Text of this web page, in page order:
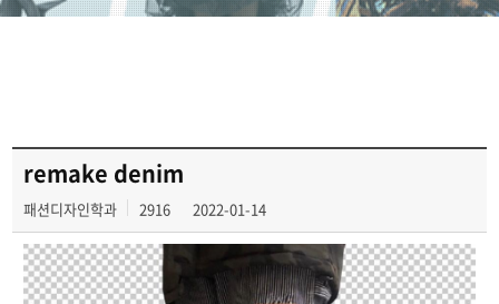
remake denim
패션디자인학과 2916 2022-01-14